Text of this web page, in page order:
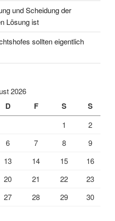
und Scheidung der
Lösung ist
sollten eigentlich
2026
D F S S
1
2
6 7 8
9
13 14 15
16
20 21 22
23
27 28 29
30